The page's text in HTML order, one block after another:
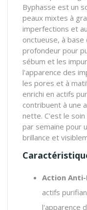
Byphasse est un
peaux mixtes à
imperfections et
onctueuse, à base
profondeur pour
sébum et les
l'apparence des
les pores et à
enrichi en actifs
contribuent à une
nette. C'est le
par semaine pour
brillance et
Action
actifs
l'apparence